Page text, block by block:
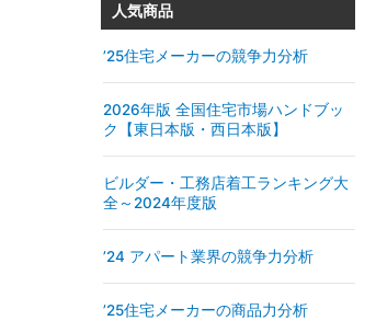
人気商品
’25住宅メーカーの競争力分析
2026年版 全国住宅市場ハンドブッ
ク【東日本版・西日本版】
ビルダー・工務店着工ランキング大
全～2024年度版
’24 アパート業界の競争力分析
’25住宅メーカーの商品力分析